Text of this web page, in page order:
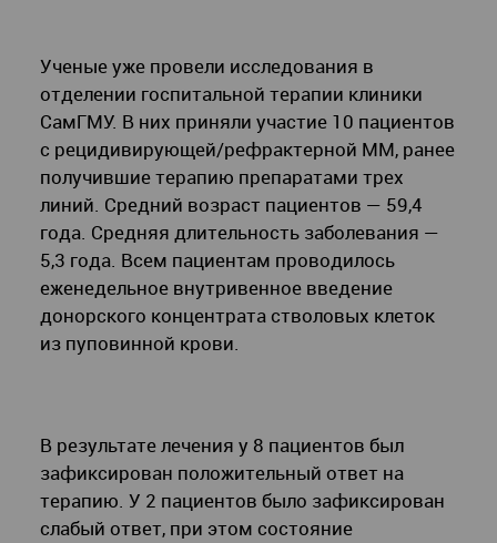
Ученые уже провели исследования в
отделении госпитальной терапии клиники
СамГМУ. В них приняли участие 10 пациентов
с рецидивирующей/рефрактерной ММ, ранее
получившие терапию препаратами трех
линий. Средний возраст пациентов — 59,4
года. Средняя длительность заболевания —
5,3 года. Всем пациентам проводилось
еженедельное внутривенное введение
донорского концентрата стволовых клеток
из пуповинной крови.
В результате лечения у 8 пациентов был
зафиксирован положительный ответ на
терапию. У 2 пациентов было зафиксирован
слабый ответ, при этом состояние